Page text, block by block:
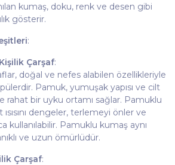
kumaş, doku, renk ve desen gibi
gösterir.
:
Çarşaf:
doğal ve nefes alabilen özellikleriyle
Pamuk, yumuşak yapısı ve cilt
rahat bir uyku ortamı sağlar. Pamuklu
dengeler, terlemeyi önler ve
kullanılabilir. Pamuklu kumaş aynı
ve uzun ömürlüdür.
Çarşaf: